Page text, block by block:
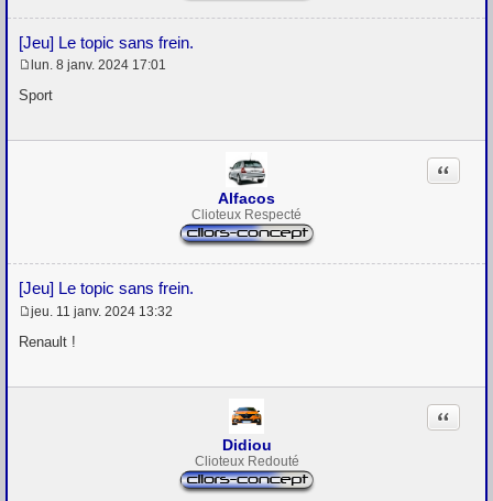
[Jeu] Le topic sans frein.
e
a
lun. 8 janv. 2024 17:01
Sport
Alfacos
Clioteux Respecté
[Jeu] Le topic sans frein.
Citation
M
e
a
jeu. 11 janv. 2024 13:32
Renault !
Didiou
Clioteux Redouté
Citation